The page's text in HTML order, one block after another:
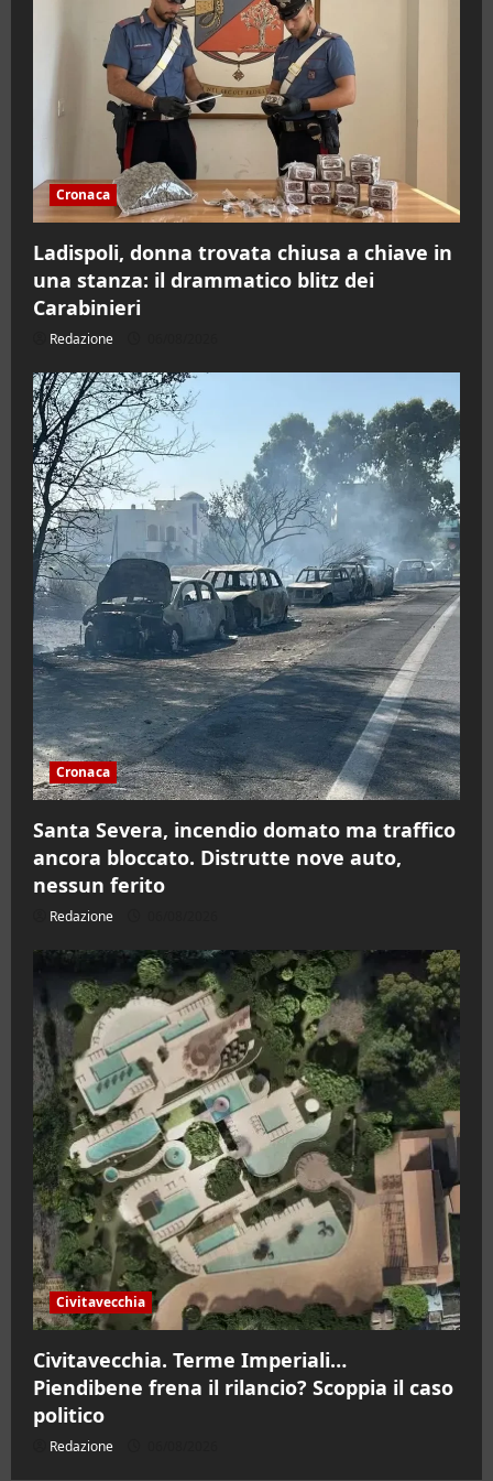
Cronaca
Ladispoli, donna trovata chiusa a chiave in
una stanza: il drammatico blitz dei
Carabinieri
Redazione
Cronaca
Santa Severa, incendio domato ma traffico
ancora bloccato. Distrutte nove auto,
nessun ferito
Redazione
Civitavecchia
Civitavecchia. Terme Imperiali…
Piendibene frena il rilancio? Scoppia il caso
politico
Redazione